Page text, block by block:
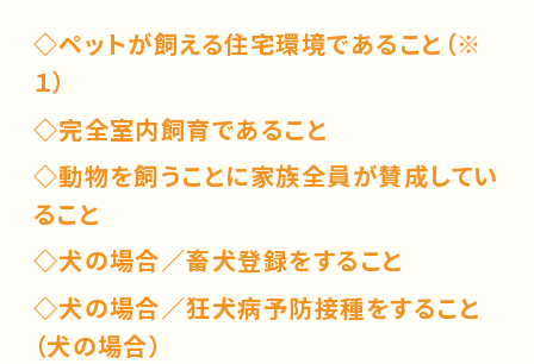
◇ペットが飼える住宅環境であること（※
１）
◇完全室内飼育であること
◇動物を飼うことに家族全員が賛成してい
ること
◇犬の場合／畜犬登録をすること
◇犬の場合／狂犬病予防接種をすること
（犬の場合）